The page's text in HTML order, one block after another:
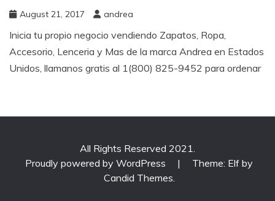
August 21, 2017 andrea
Inicia tu propio negocio vendiendo Zapatos, Ropa,
Accesorio, Lenceria y Mas de la marca Andrea en Estados
Unidos, llamanos gratis al 1(800) 825-9452 para ordenar
All Rights Reserved 2021.
Proudly powered by WordPress
|
Theme: Elf by
Candid Themes